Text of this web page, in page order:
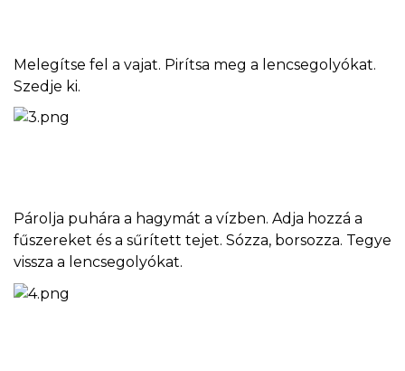
Melegítse fel a vajat. Pirítsa meg a lencsegolyókat.
Szedje ki.
Párolja puhára a hagymát a vízben. Adja hozzá a
fűszereket és a sűrített tejet. Sózza, borsozza. Tegye
vissza a lencsegolyókat.